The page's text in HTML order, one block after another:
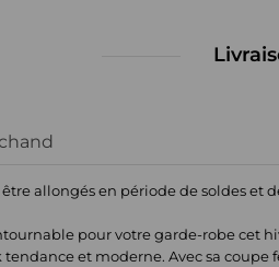
allongés en période de soldes et
pour votre garde-robe cet
et moderne. Avec sa coupe